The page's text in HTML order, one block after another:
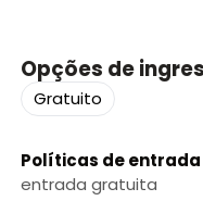
Opções de
Gratuito
Políticas de entrada
entrada gratuita